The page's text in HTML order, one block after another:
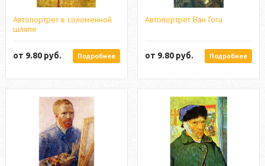
Автопортрет в соломенной
шляпе
от 9.80 руб. Подробнее
Автопортрет Ван Гога
от 9.80 руб. Подробнее